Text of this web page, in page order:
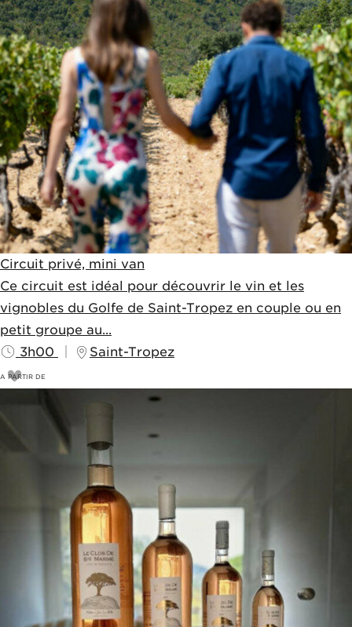
Circuit privé, mini van
Ce circuit est idéal pour découvrir le vin et les
vignobles du Golfe de Saint-Tropez en couple ou en
petit groupe au...
3h00
Saint-Tropez
A PARTIR DE